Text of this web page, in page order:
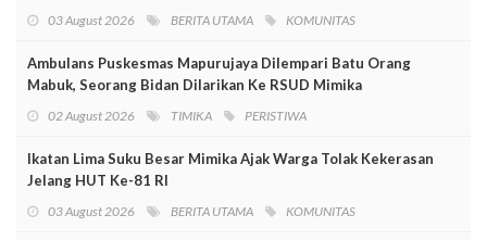
03 August 2026 BERITA UTAMA KOMUNITAS
Ambulans Puskesmas Mapurujaya Dilempari Batu Orang
Mabuk, Seorang Bidan Dilarikan Ke RSUD Mimika
02 August 2026 TIMIKA PERISTIWA
Ikatan Lima Suku Besar Mimika Ajak Warga Tolak Kekerasan
Jelang HUT Ke-81 RI
03 August 2026 BERITA UTAMA KOMUNITAS